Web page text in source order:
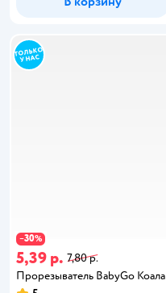
−30%
5,39 р. 7,80 р.
Прорезыватель BabyGo Коала